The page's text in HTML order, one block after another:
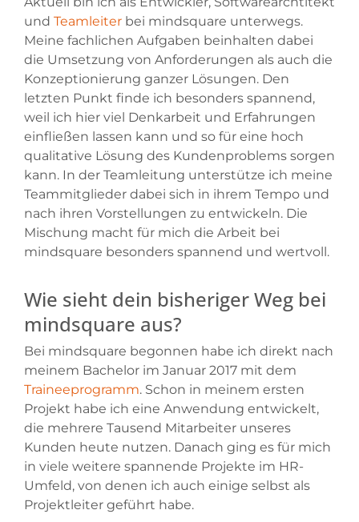
und Teamleiter bei mindsquare unterwegs.
Meine fachlichen Aufgaben beinhalten dabei
die Umsetzung von Anforderungen als auch die
Konzeptionierung ganzer Lösungen. Den
letzten Punkt finde ich besonders spannend,
weil ich hier viel Denkarbeit und Erfahrungen
einfließen lassen kann und so für eine hoch
qualitative Lösung des Kundenproblems sorgen
kann. In der Teamleitung unterstütze ich meine
Teammitglieder dabei sich in ihrem Tempo und
nach ihren Vorstellungen zu entwickeln. Die
Mischung macht für mich die Arbeit bei
mindsquare besonders spannend und wertvoll.
Wie sieht dein bisheriger Weg bei
mindsquare aus?
Bei mindsquare begonnen habe ich direkt nach
meinem Bachelor im Januar 2017 mit dem
Traineeprogramm. Schon in meinem ersten
Projekt habe ich eine Anwendung entwickelt,
die mehrere Tausend Mitarbeiter unseres
Kunden heute nutzen. Danach ging es für mich
in viele weitere spannende Projekte im HR-
Umfeld, von denen ich auch einige selbst als
Projektleiter geführt habe.